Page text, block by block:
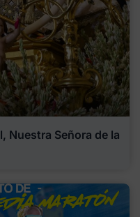
Nuestra Señora de la